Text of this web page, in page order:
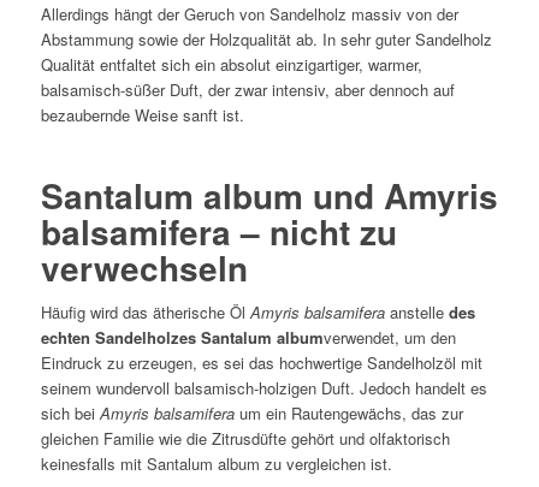
Allerdings hängt der Geruch von Sandelholz massiv von der
Abstammung sowie der Holzqualität ab. In sehr guter Sandelholz
Qualität entfaltet sich ein absolut einzigartiger, warmer,
balsamisch-süßer Duft, der zwar intensiv, aber dennoch auf
bezaubernde Weise sanft ist.
Santalum album und Amyris
balsamifera – nicht zu
verwechseln
Häufig wird das ätherische Öl Amyris balsamiferaanstelle des
echten Sandelholzes Santalum albumverwendet, um den
Eindruck zu erzeugen, es sei das hochwertige Sandelholzöl mit
seinem wundervoll balsamisch-holzigen Duft. Jedoch handelt es
sich bei Amyris balsamiferaum ein Rautengewächs, das zur
gleichen Familie wie die Zitrusdüfte gehört und olfaktorisch
keinesfalls mit Santalum album zu vergleichen ist.